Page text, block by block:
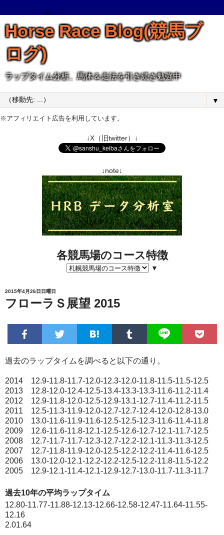
Horse Race Blog(競馬ブ
ログ)
ラップタイム分析、馬体＆走法を引き続き勉強中
▼
※アフィリエイト広告を利用しています。
↓X（旧twitter）↓
↓note↓
各競馬場のコース特徴
▼
2015年4月26日日曜日
フローラＳ展望 2015
過去のラップタイムを調べると以下の通り。
2014 12.9-11.8-11.7-12.0-12.3-12.0-11.8-11.5-11.5-12.5
2013 12.8-12.0-12.4-12.5-13.4-13.3-13.3-11.6-11.2-11.4
2012 12.9-11.8-12.0-12.5-12.9-13.1-12.7-11.4-11.2-11.5
2011 12.5-11.3-11.9-12.0-12.7-12.7-12.4-12.0-12.8-13.0
2010 13.0-11.6-11.9-11.6-12.5-12.5-12.3-11.6-11.4-11.8
2009 12.6-11.6-11.8-12.1-12.5-12.6-12.7-12.1-11.7-12.5
2008 12.7-11.7-11.7-12.3-12.7-12.2-12.1-11.3-11.3-12.5
2007 12.7-11.8-11.9-12.0-12.5-12.2-12.2-11.4-11.6-12.5
2006 13.0-12.0-12.1-12.2-12.2-12.5-12.2-11.8-11.5-12.2
2005 12.9-12.1-11.4-12.1-12.9-12.7-13.0-11.7-11.3-11.7
過去10年の平均ラップタイム
12.80-11.77-11.88-12.13-12.66-12.58-12.47-11.64-11.55-
12.16
2.01.64